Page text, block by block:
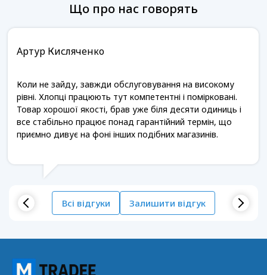
Що про нас говорять
Артур Кисляченко
Коли не зайду, завжди обслуговування на високому
рівні. Хлопці працюють тут компетентні і помірковані.
Товар хорошої якості, брав уже біля десяти одиниць і
все стабільно працює понад гарантійний термін, що
приємно дивує на фоні інших подібних магазинів.
Всі відгуки Залишити відгук